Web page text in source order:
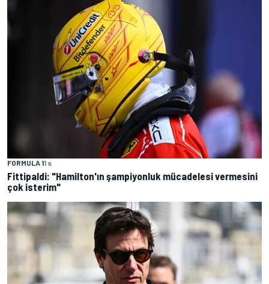
FORMULA 11 s
Fittipaldi: "Hamilton'ın şampiyonluk mücadelesi vermesini
çok isterim"